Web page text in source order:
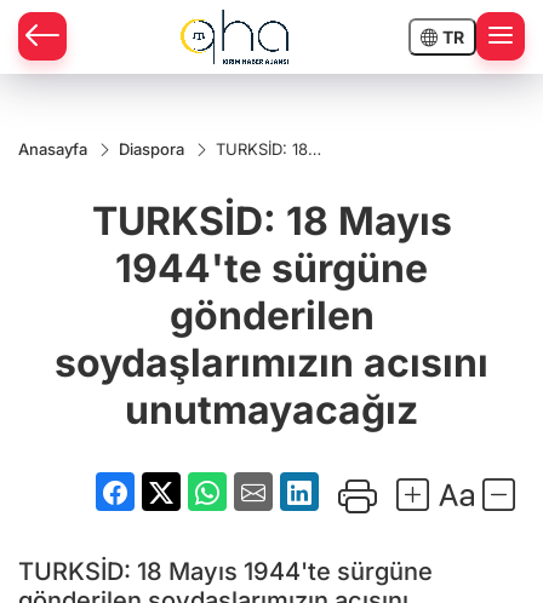
TR
Anasayfa Diaspora
TURKSİD: 18
gönderilen
soydaşlarımızın
unutmayacağız
TURKSİD: 18 Mayıs
1944'te sürgüne
gönderilen
soydaşlarımızın acısını
unutmayacağız
TURKSİD: 18 Mayıs 1944'te sürgüne